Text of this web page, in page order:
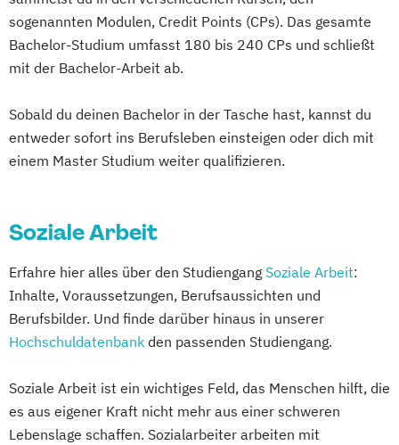
sogenannten Modulen, Credit Points (CPs). Das gesamte
Bachelor-Studium umfasst 180 bis 240 CPs und schließt
mit der Bachelor-Arbeit ab.
Sobald du deinen Bachelor in der Tasche hast, kannst du
entweder sofort ins Berufsleben einsteigen oder dich mit
einem Master Studium weiter qualifizieren.
Soziale Arbeit
Erfahre hier alles über den Studiengang Soziale Arbeit:
Inhalte, Voraussetzungen, Berufsaussichten und
Berufsbilder. Und finde darüber hinaus in unserer
Hochschuldatenbank den passenden Studiengang.
Soziale Arbeit ist ein wichtiges Feld, das Menschen hilft, die
es aus eigener Kraft nicht mehr aus einer schweren
Lebenslage schaffen. Sozialarbeiter arbeiten mit